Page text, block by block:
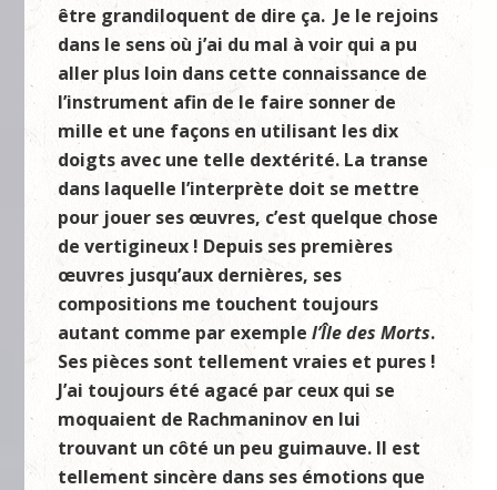
être grandiloquent de dire ça. Je le rejoins
dans le sens où j’ai du mal à voir qui a pu
aller plus loin dans cette connaissance de
l’instrument afin de le faire sonner de
mille et une façons en utilisant les dix
doigts avec une telle dextérité. La transe
dans laquelle l’interprète doit se mettre
pour jouer ses œuvres, c’est quelque chose
de vertigineux ! Depuis ses premières
œuvres jusqu’aux dernières, ses
compositions me touchent toujours
autant comme par exemplel’Île des Morts.
Ses pièces sont tellement vraies et pures !
J’ai toujours été agacé par ceux qui se
moquaient de Rachmaninov en lui
trouvant un côté un peu guimauve. Il est
tellement sincère dans ses émotions que